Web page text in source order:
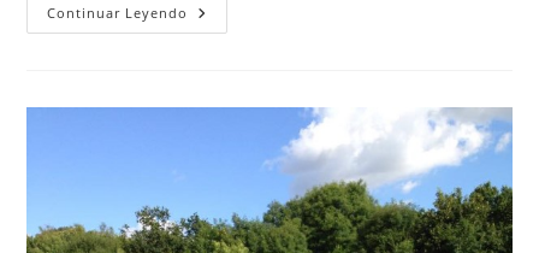
Continuar Leyendo Language
&